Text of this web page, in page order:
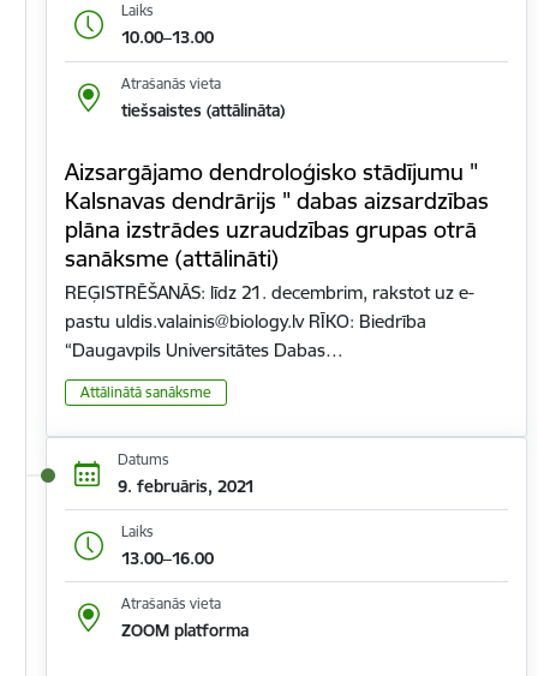
Laiks
10.00–13.00
Atrašanās vieta
tiešsaistes (attālināta)
Aizsargājamo dendroloģisko stādījumu "
Kalsnavas dendrārijs " dabas aizsardzības
plāna izstrādes uzraudzības grupas otrā
sanāksme (attālināti)
REĢISTRĒŠANĀS: līdz 21. decembrim, rakstot uz e-
pastu uldis.valainis@biology.lv RĪKO: Biedrība
“Daugavpils Universitātes Dabas…
Attālinātā sanāksme
Datums
9. februāris, 2021
Laiks
13.00–16.00
Atrašanās vieta
ZOOM platforma